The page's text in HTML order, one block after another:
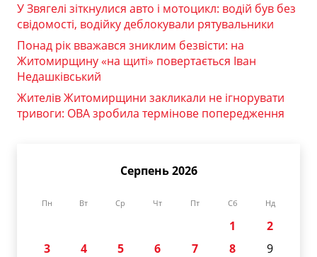
У Звягелі зіткнулися авто і мотоцикл: водій був без
свідомості, водійку деблокували рятувальники
Понад рік вважався зниклим безвісти: на
Житомирщину «на щиті» повертається Іван
Недашківський
Жителів Житомирщини закликали не ігнорувати
тривоги: ОВА зробила термінове попередження
Серпень 2026
Пн Вт Ср Чт Пт Сб Нд
1
2
3
4 5 6 7 8
9